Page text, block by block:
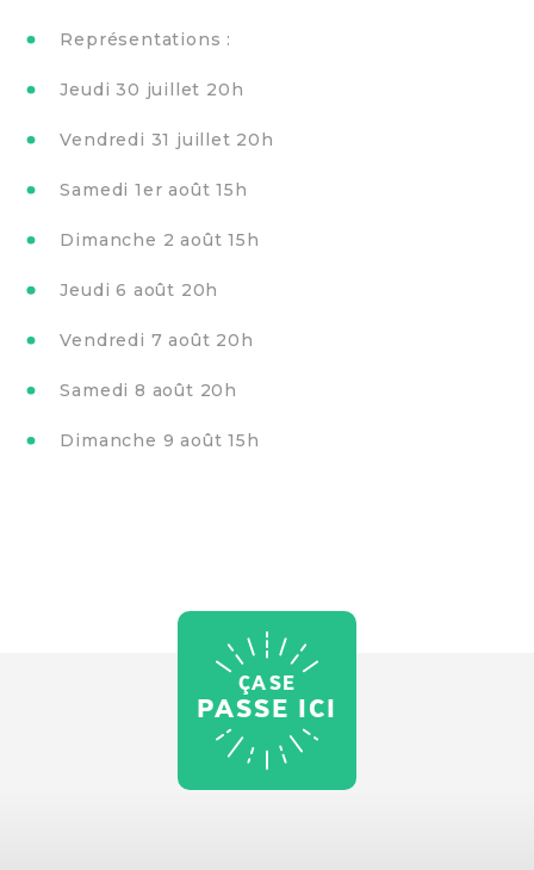
Représentations :
Jeudi 30 juillet 20h
Vendredi 31 juillet 20h
Samedi 1er août 15h
Dimanche 2 août 15h
Jeudi 6 août 20h
Vendredi 7 août 20h
Samedi 8 août 20h
Dimanche 9 août 15h
ÇA SE
PASSE ICI